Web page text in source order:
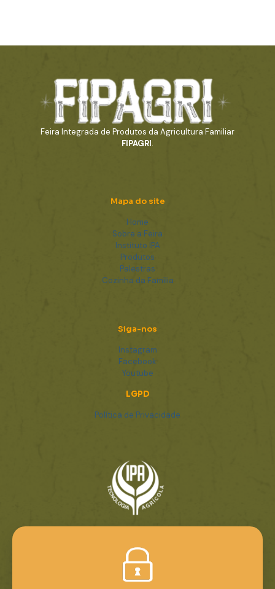
Feira Integrada de Produtos da Agricultura Familiar
FIPAGRI.
Mapa do site
Home
Sobre a Feira
Instituto IPA
Produtos
Palestras
Cozinha da Família
Siga-nos
Instagram
Facebook
Youtube
LGPD
Política de Privacidade